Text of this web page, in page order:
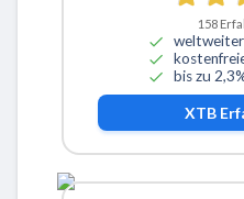
158
bis zu
XTB